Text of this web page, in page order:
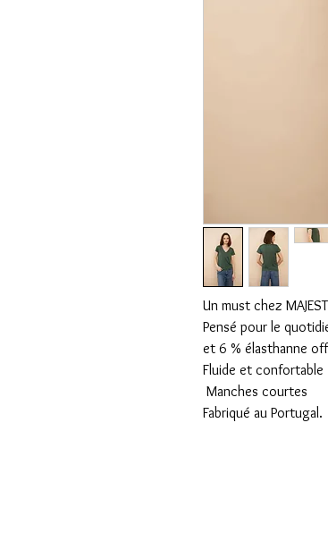
Un must chez
Pensé pour le
et 6 % élasthanne
Fluide et confortable
Manches courtes
Fabriqué au Portugal.